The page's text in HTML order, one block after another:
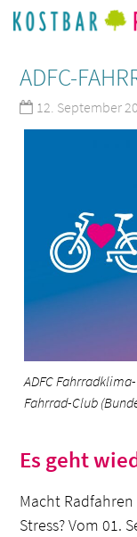
ADFC-
12. September
ADFC
Fahrrad-Club
Es geht
Macht
Stress? Vom 01.